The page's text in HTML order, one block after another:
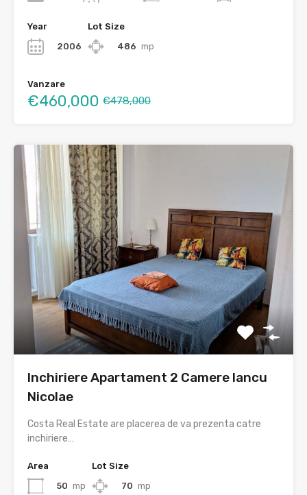
Year
2006
Lot Size
486 mp
Vanzare
€460,000 €478,000
Inchiriere Apartament 2 Camere Iancu
Nicolae
Costa Real Estate are placerea de va prezenta catre
inchiriere…
Area
50 mp
Lot Size
70 mp